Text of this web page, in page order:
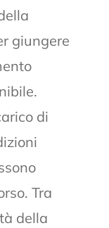
giungere
di
Tra
della